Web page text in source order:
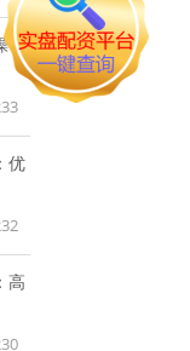
优
高